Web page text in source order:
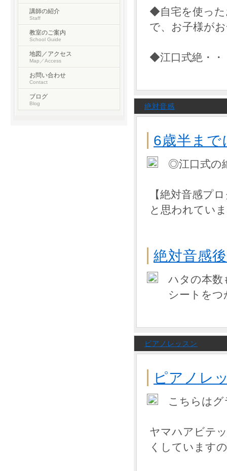
◆自宅を使った
で、お子様が
◆江口式絶・
絶対音感
6歳半ま
◎江口式の
【絶対音感プ
と思われてい
絶対音感
ハタの本数
シートを
ピアノレッスン
ピアノレ
こちらは
ヤマハアビテ
くしています
講師の紹介
Staff
教室のご案内
School Guide
地図／アクセス
Map／Access
お問い合わせ
Contact
ブログ
Blog